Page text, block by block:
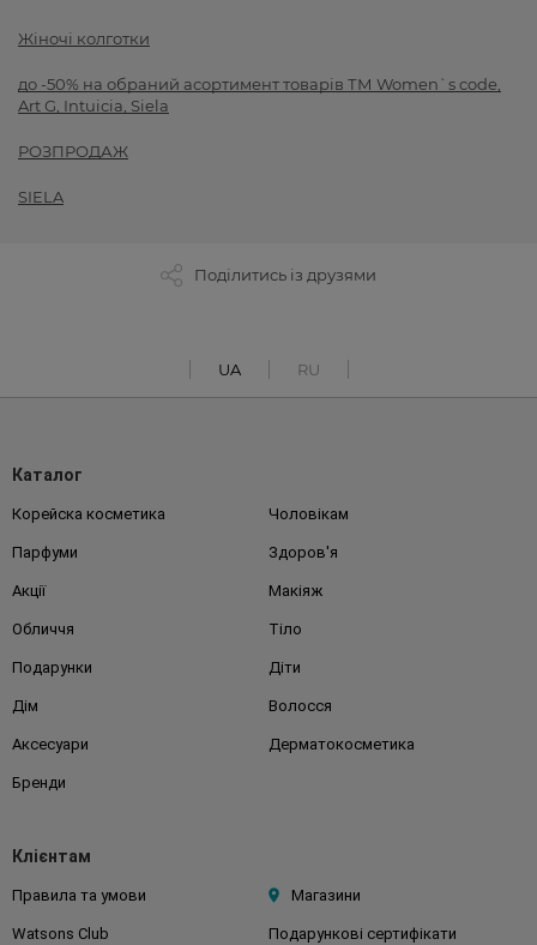
Жіночі колготки
до -50% на обраний асортимент товарів ТМ Women`s code,
Art G, Intuicia, Siela
РОЗПРОДАЖ
SIELA
Поділитись із друзями
UA RU
Каталог
Корейска косметика Чоловікам
Парфуми Здоров'я
Акції Макіяж
Обличчя Тіло
Подарунки Діти
Дім Волосся
Аксесуари Дерматокосметика
Бренди
Клієнтам
Правила та умови Магазини
Watsons Club Подарункові сертифікати